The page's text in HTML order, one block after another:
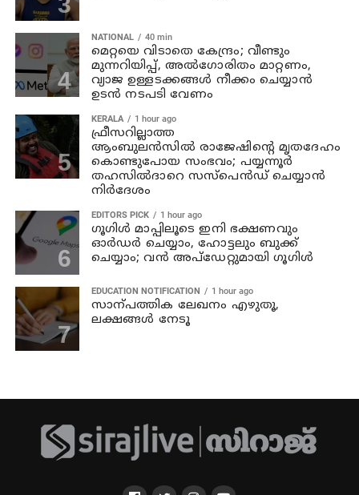
NATIONAL 40 min
മെറ്റയെ വിടാതെ കേന്ദ്രം; വീണ്ടും
മുന്നറിയിപ്പ്, അൽഗോരിതം മാറ്റണം,
വ്യാജ ഉള്ളടക്കങ്ങൾ നീക്കം ചെയ്യാൻ
ഉടൻ നടപടി വേണം
KERALA 1 hour ago
ഫ്രീസറില്ലാത്ത
ആംബുലൻസിൽ രാജേഷിന്റെ മൃതദേഹം
കൊണ്ടുപോയ സംഭവം; പയ്യന്നൂർ
തഹസിൽദാറെ സസ്പെൻഡ് ചെയ്യാന്‍
നിര്‍ദേശം
EDITORS PICK 1 hour ago
ഗൂഗിൾ മാപ്പിലൂടെ ഇനി ഭക്ഷണവും
ഓർഡർ ചെയ്യാം, ഹോട്ടലും ബുക്ക്
ചെയ്യാം; വൻ അപ്‌ഡേറ്റുമായി ഗൂഗിൾ
EDUCATION NOTIFICATION 1 hour ago
സാന്പത്തിക ലേഖനം എഴുതൂ,
ലക്ഷങ്ങൾ നേടൂ